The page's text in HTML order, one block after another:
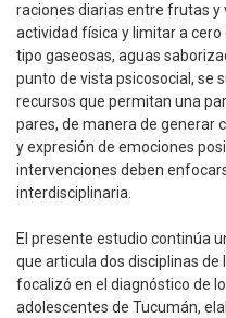
raciones diarias entre frutas y
actividad física y limitar a
tipo gaseosas, aguas
punto de vista psicosocial, se
recursos que permitan una
pares, de manera de generar
y expresión de emociones
intervenciones deben
interdisciplinaria.
El presente estudio continúa
que articula dos disciplinas de
focalizó en el diagnóstico de
adolescentes de Tucumán,